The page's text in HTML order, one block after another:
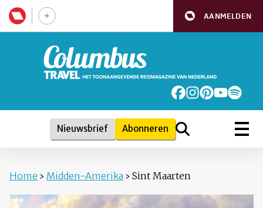
AANMELDEN
Nieuwsbrief Abonneren
Home › Midden-Amerika › Sint Maarten